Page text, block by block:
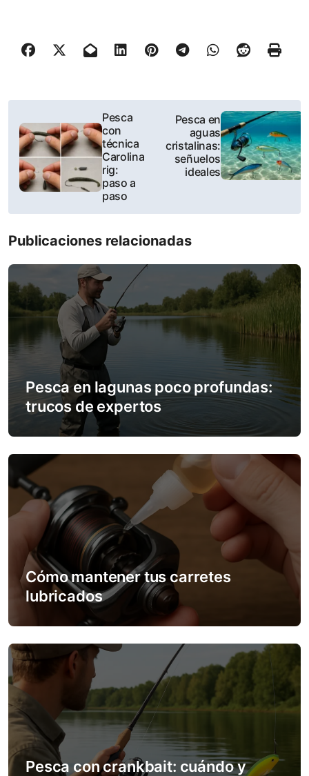
o
a
v
i
g
i
o
n
Pesca
con
técnica
Carolina
rig:
paso a
paso
Pesca en
aguas
cristalinas:
señuelos
ideales
Publicaciones relacionadas
Pesca en lagunas poco profundas:
trucos de expertos
Cómo mantener tus carretes
lubricados
Pesca con crankbait: cuándo y